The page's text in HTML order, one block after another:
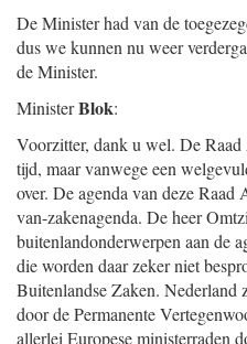
De Minister had van de
dus we kunnen nu weer
de Minister.
MinisterBlok:
Voorzitter, dank u wel. De
tijd, maar vanwege een
over. De agenda van deze Raad
van-zakenagenda. De heer
buitenlandonderwerpen aan de
die worden daar zeker niet
Buitenlandse Zaken. Nederland
door de Permanente
allerlei Europese ministerraden